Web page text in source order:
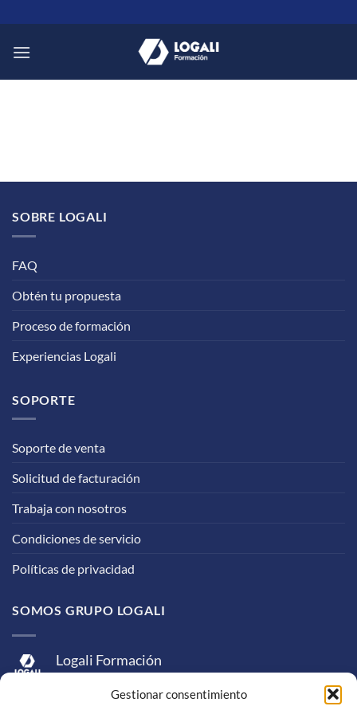
Gestionar consentimiento
al
contenido
SOBRE LOGALI
FAQ
Obtén tu propuesta
Proceso de formación
Experiencias Logali
SOPORTE
Soporte de venta
Solicitud de facturación
Trabaja con nosotros
Condiciones de servicio
Políticas de privacidad
SOMOS GRUPO LOGALI
Logali Formación
Logali Consultoría